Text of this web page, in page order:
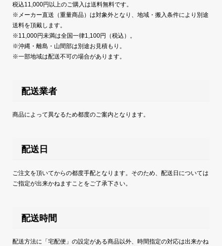
税込11,000円以上のご購入は送料無料です。
※メーカー直送（重量商品）は対象外となり、地域・搬入条件により別途
送料を頂戴します。
※11,000円未満は全国一律1,100円（税込）。
※沖縄・離島・山間部は別途お見積もり。
※一部地域は配送不可の場合があります。
配送業者
商品によって異なるため都度のご案内となります。
配送日
ご注文を頂いてからの都度手配となります。そのため、配送日については
ご指定が出来かねますことをご了承下さい。
配送時間
配送方法に「宅配便」の設定がある商品以外、時間指定の対応は出来かね